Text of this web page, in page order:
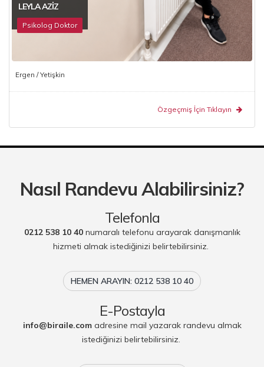
LEYLA AZIZ
Psikolog Doktor
Ergen / Yetişkin
Özgeçmiş İçin Tıklayın
Nasıl Randevu Alabilirsiniz?
Telefonla
0212 538 10 40numaralı telefonu arayarak danışmanlık
hizmeti almak istediğinizi belirtebilirsiniz.
HEMEN ARAYIN: 0212 538 10 40
E-Postayla
info@biraile.comadresine mail yazarak randevu almak
istediğinizi belirtebilirsiniz.